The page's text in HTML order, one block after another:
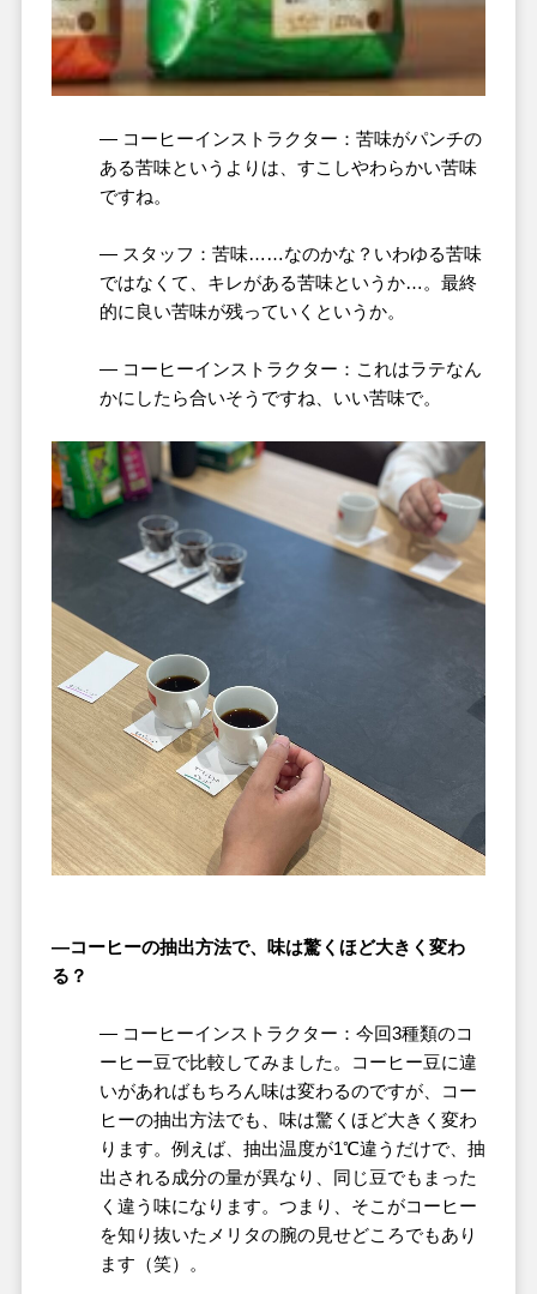
― コーヒーインストラクター：苦味がパンチの
ある苦味というよりは、すこしやわらかい苦味
ですね。
― スタッフ：苦味……なのかな？いわゆる苦味
ではなくて、キレがある苦味というか…。最終
的に良い苦味が残っていくというか。
― コーヒーインストラクター：これはラテなん
かにしたら合いそうですね、いい苦味で。
―コーヒーの抽出方法で、味は驚くほど大きく変わ
る？
― コーヒーインストラクター：今回3種類のコ
ーヒー豆で比較してみました。コーヒー豆に違
いがあればもちろん味は変わるのですが、コー
ヒーの抽出方法でも、味は驚くほど大きく変わ
ります。例えば、抽出温度が1℃違うだけで、抽
出される成分の量が異なり、同じ豆でもまった
く違う味になります。つまり、そこがコーヒー
を知り抜いたメリタの腕の見せどころでもあり
ます（笑）。